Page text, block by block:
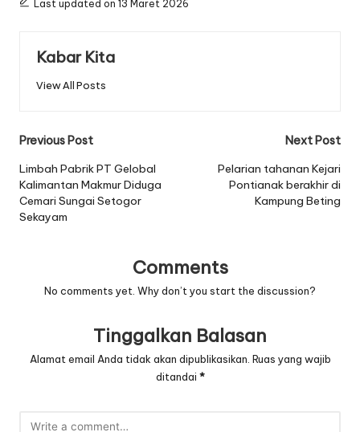
Last updated on 13 Maret 2026
Kabar Kita
View All Posts
Post
navigation
Previous Post
Limbah Pabrik PT Gelobal
Kalimantan Makmur Diduga
Cemari Sungai Setogor
Sekayam
Next Post
Pelarian tahanan Kejari
Pontianak berakhir di
Kampung Beting
Comments
No comments yet. Why don’t you start the discussion?
Tinggalkan Balasan
Alamat email Anda tidak akan dipublikasikan. Ruas yang wajib
ditandai *